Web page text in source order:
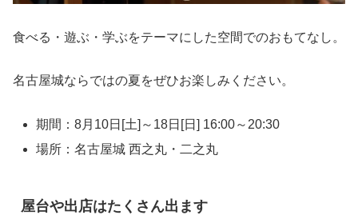
食べる・遊ぶ・学ぶをテーマにした空間でのおもてなし。
名古屋城ならではの夏をぜひお楽しみください。
期間：8月10日[土]～18日[日] 16:00～20:30
場所：名古屋城 西之丸・二之丸
屋台や出店はたくさん出ます